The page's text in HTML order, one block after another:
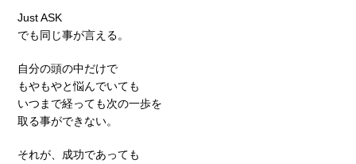
Just ASK
でも同じ事が言える。
自分の頭の中だけで
もやもやと悩んでいても
いつまで経っても次の一歩を
取る事ができない。
それが、成功であっても